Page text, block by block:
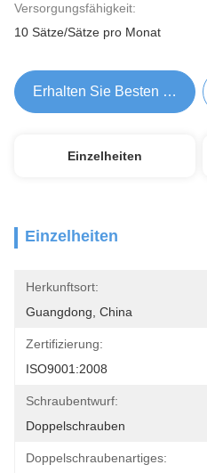
Versorgungsfähigkeit:
10 Sätze/Sätze pro Monat
Erhalten Sie Besten Preis
Einzelheiten
Einzelheiten
Herkunftsort:
Guangdong, China
Zertifizierung:
ISO9001:2008
Schraubentwurf:
Doppelschrauben
Doppelschraubenartiges: